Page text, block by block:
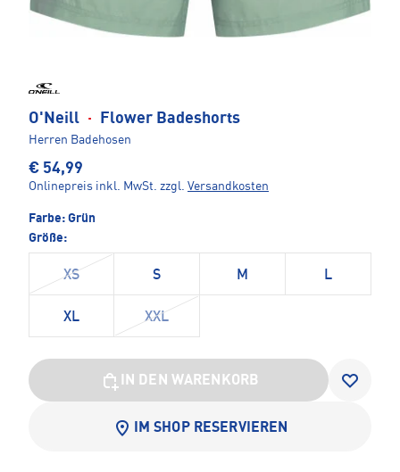
O'Neill · Flower Badeshorts
Herren Badehosen
€ 54,99
Onlinepreis inkl. MwSt. zzgl. Versandkosten
Farbe: Grün
Größe:
XS S M L
XL XXL
IN DEN WARENKORB
IM SHOP RESERVIEREN